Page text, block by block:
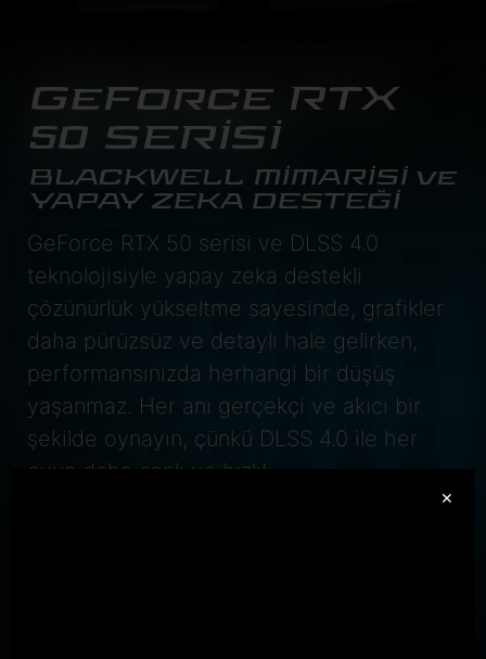
GeForce RTX
50 SERİSİ
BLACKWELL MİMARİSİ ve
YAPAY ZEKA DESTEĞİ
GeForce RTX 50 serisi ve DLSS 4.0
teknolojisiyle yapay zeka destekli
çözünürlük yükseltme sayesinde, grafikler
daha pürüzsüz ve detaylı hale gelirken,
performansınızda herhangi bir düşüş
yaşanmaz. Her anı gerçekçi ve akıcı bir
şekilde oynayın, çünkü DLSS 4.0 ile her
oyun daha canlı ve hızlı!
×